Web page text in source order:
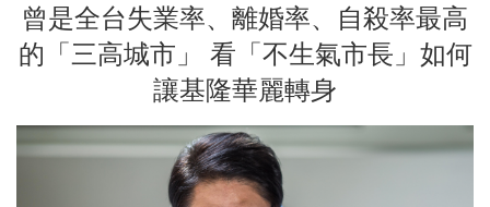
曾是全台失業率、離婚率、自殺率最高
的「三高城市」 看「不生氣市長」如何
讓基隆華麗轉身